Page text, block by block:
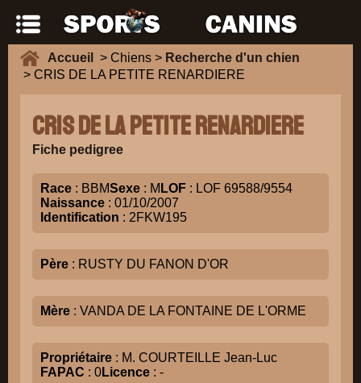
Accueil > Chiens > Recherche d'un chien
> CRIS DE LA PETITE RENARDIERE
CRIS DE LA PETITE RENARDIERE
Fiche pedigree
Race : BBMSexe : M LOF : LOF 69588/9554
Naissance : 01/10/2007
Identification : 2FKW195
Père : RUSTY DU FANON D'OR
Mère : VANDA DE LA FONTAINE DE L'ORME
Propriétaire : M. COURTEILLE Jean-Luc
FAPAC : 0Licence : -